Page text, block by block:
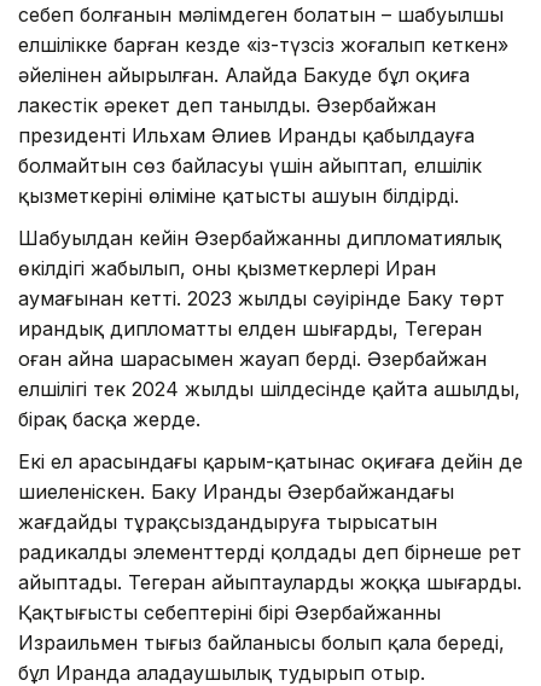
себеп болғанын мәлімдеген болатын – шабуылшы
елшілікке барған кезде «із-түзсіз жоғалып кеткен»
әйелінен айырылған. Алайда Бакуде бұл оқиға
лаңкестік әрекет деп танылды. Әзербайжан
президенті Ильхам Әлиев Иранды қабылдауға
болмайтын сөз байласуы үшін айыптап, елшілік
қызметкерінің өліміне қатысты ашуын білдірді.
Шабуылдан кейін Әзербайжанның дипломатиялық
өкілдігі жабылып, оның қызметкерлері Иран
аумағынан кетті. 2023 жылдың сәуірінде Баку төрт
ирандық дипломатты елден шығарды, Тегеран
оған айна шарасымен жауап берді. Әзербайжан
елшілігі тек 2024 жылдың шілдесінде қайта ашылды,
бірақ басқа жерде.
Екі ел арасындағы қарым-қатынас оқиғаға дейін де
шиеленіскен. Баку Иранды Әзербайжандағы
жағдайды тұрақсыздандыруға тырысатын
радикалды элементтерді қолдады деп бірнеше рет
айыптады. Тегеран айыптауларды жоққа шығарды.
Қақтығыстың себептерінің бірі Әзербайжанның
Израильмен тығыз байланысы болып қала береді,
бұл Иранда алаңдаушылық тудырып отыр.